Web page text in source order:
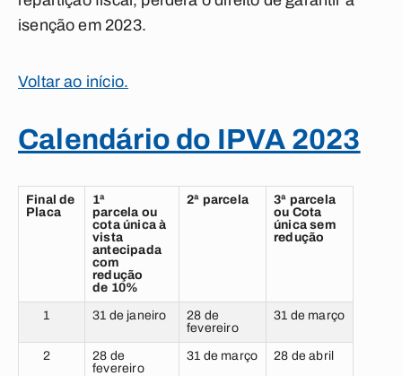
isenção em 2023.
Voltar ao início.
Calendário do IPVA 2023
Final de
Placa
1ª
parcela ou
cota única à
vista
antecipada
com
redução
de 10%
2ª parcela
3ª parcela
ou Cota
única sem
redução
1 31 de janeiro
28 de
fevereiro
31 de março
2
28 de
fevereiro
31 de março 28 de abril